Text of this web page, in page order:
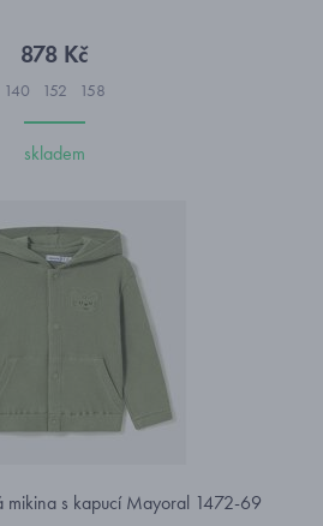
878 Kč
140 152 158
skladem
mikina s kapucí Mayoral 1472-69